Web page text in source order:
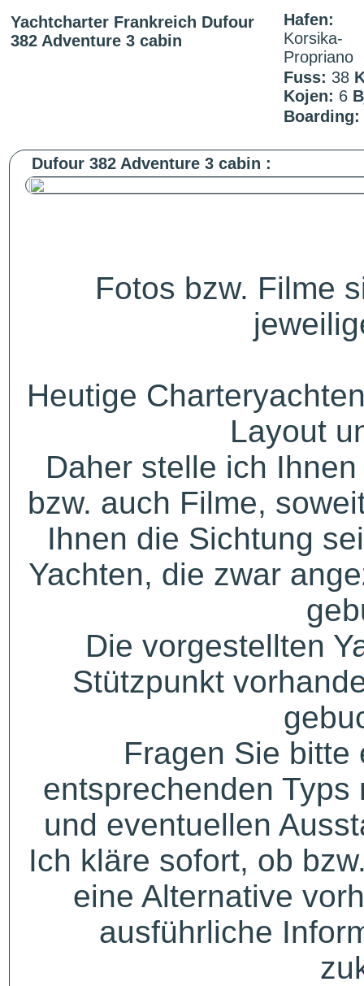
Yachtcharter Frankreich Dufour
382 Adventure 3 cabin
Hafen:
Korsika-
Propriano
Fuss: 38
Kojen: 6
Boarding:
Dufour 382 Adventure 3 cabin :
Fotos bzw. Filme
Heutige
Layout
Daher stelle ich
bzw. auch Filme,
Ihnen die Sichtung
Yachten, die zwar
Die vorgestellten
Stützpunkt
Fragen Sie bitte
entsprechenden
und eventuellen
Ich kläre sofort, ob
eine Alternative
ausführliche